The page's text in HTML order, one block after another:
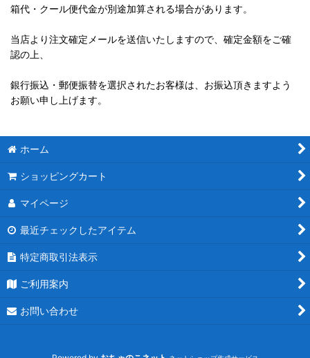
箱代・クール便代金が別途加算される場合があります。
当店より注文確定メールを送信いたしますので、確定金額をご確
認の上、
銀行振込・郵便振替を選択されたお客様は、お振込頂きますよう
お願い申し上げます。
ホーム
ショッピングカート
マイページ
最近チェックしたアイテム
特定商取引法表示
ご利用案内
お問い合わせ